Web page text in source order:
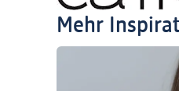
Mehr